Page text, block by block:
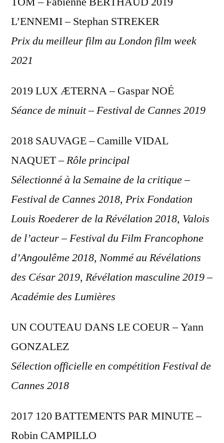
L’ENNEMI – Stephan STREKER
Prix du meilleur film au London film week
2021
2019 LUX ÆTERNA – Gaspar NOÉ
Séance de minuit – Festival de Cannes 2019
2018 SAUVAGE – Camille VIDAL
NAQUET –Rôle principal
Sélectionné à la Semaine de la critique –
Festival de Cannes 2018, Prix Fondation
Louis Roederer de la Révélation 2018, Valois
de l’acteur – Festival du Film Francophone
d’Angoulême 2018, Nommé au Révélations
des César 2019, Révélation masculine 2019 –
Académie des Lumières
UN COUTEAU DANS LE COEUR – Yann
GONZALEZ
Sélection officielle en compétition Festival de
Cannes 2018
2017 120 BATTEMENTS PAR MINUTE –
Robin CAMPILLO